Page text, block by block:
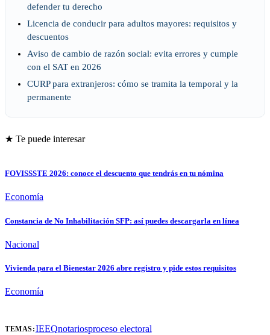
defender tu derecho
Licencia de conducir para adultos mayores: requisitos y
descuentos
Aviso de cambio de razón social: evita errores y cumple
con el SAT en 2026
CURP para extranjeros: cómo se tramita la temporal y la
permanente
★ Te puede interesar
FOVISSSTE 2026: conoce el descuento que tendrás en tu nómina
Economía
Constancia de No Inhabilitación SFP: así puedes descargarla en línea
Nacional
Vivienda para el Bienestar 2026 abre registro y pide estos requisitos
Economía
TEMAS:IEEQnotariosproceso electoral